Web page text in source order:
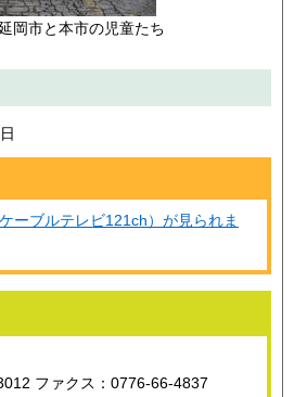
岡市と本市の児童たち
ーブルテレビ121ch）が見られま
ファクス：0776-66-4837